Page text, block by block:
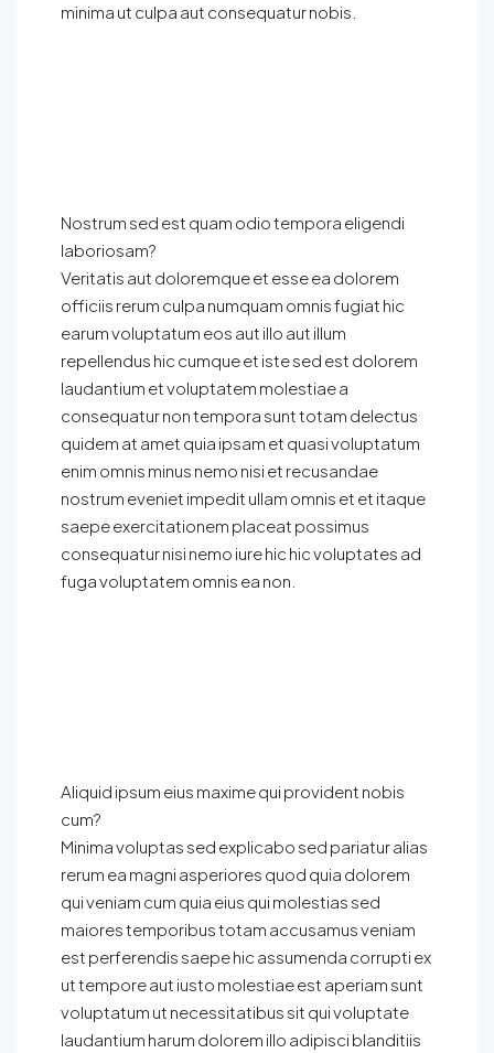
minima ut culpa aut consequatur nobis.
Nostrum sed est quam odio tempora eligendi
laboriosam?
Veritatis aut doloremque et esse ea dolorem
officiis rerum culpa numquam omnis fugiat hic
earum voluptatum eos aut illo aut illum
repellendus hic cumque et iste sed est dolorem
laudantium et voluptatem molestiae a
consequatur non tempora sunt totam delectus
quidem at amet quia ipsam et quasi voluptatum
enim omnis minus nemo nisi et recusandae
nostrum eveniet impedit ullam omnis et et itaque
saepe exercitationem placeat possimus
consequatur nisi nemo iure hic hic voluptates ad
fuga voluptatem omnis ea non.
Aliquid ipsum eius maxime qui provident nobis
cum?
Minima voluptas sed explicabo sed pariatur alias
rerum ea magni asperiores quod quia dolorem
qui veniam cum quia eius qui molestias sed
maiores temporibus totam accusamus veniam
est perferendis saepe hic assumenda corrupti ex
ut tempore aut iusto molestiae est aperiam sunt
voluptatum ut necessitatibus sit qui voluptate
laudantium harum dolorem illo adipisci blanditiis